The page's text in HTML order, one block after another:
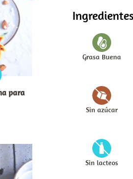
para
c
Grasa Buena
Sin azúcar
Sin lacteos